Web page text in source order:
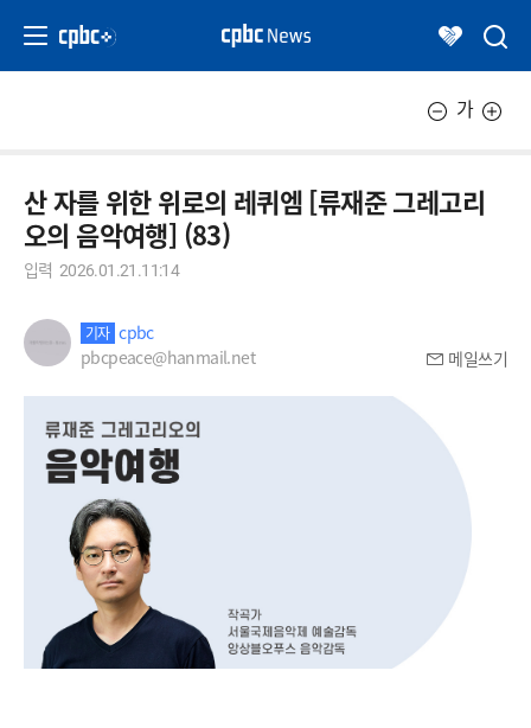
가
산 자를 위한 위로의 레퀴엠 [류재준 그레고리
오의 음악여행] (83)
입력 2026.01.21.11:14
기자 cpbc
pbcpeace@hanmail.net
메일쓰기